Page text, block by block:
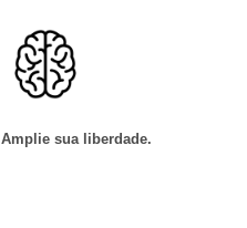
Amplie sua liberdade.